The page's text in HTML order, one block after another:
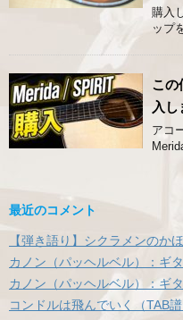
購入
ップ
この
入し
アコ
最近のコメント
【弾き語り】シクラメンのか
カノン（パッヘルベル）：ギ
カノン（パッヘルベル）：ギ
コンドルは飛んでいく（TAB譜